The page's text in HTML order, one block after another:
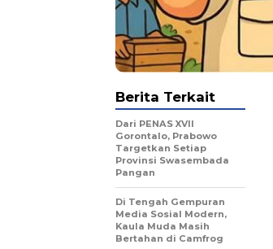
Berita Terkait
Dari PENAS XVII
Gorontalo, Prabowo
Targetkan Setiap
Provinsi Swasembada
Pangan
Di Tengah Gempuran
Media Sosial Modern,
Kaula Muda Masih
Bertahan di Camfrog